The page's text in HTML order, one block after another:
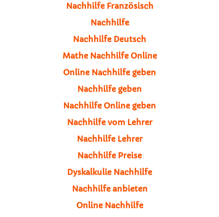
Nachhilfe Französisch
Nachhilfe
Nachhilfe Deutsch
Mathe Nachhilfe Online
Online Nachhilfe geben
Nachhilfe geben
Nachhilfe Online geben
Nachhilfe vom Lehrer
Nachhilfe Lehrer
Nachhilfe Preise
Dyskalkulie Nachhilfe
Nachhilfe anbieten
Online Nachhilfe